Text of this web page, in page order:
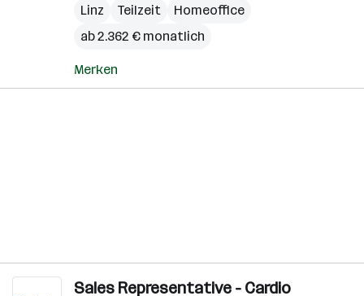
Linz
Teilzeit
Homeoffice
ab 2.362 € monatlich
Merken
Sales Representative - Cardio